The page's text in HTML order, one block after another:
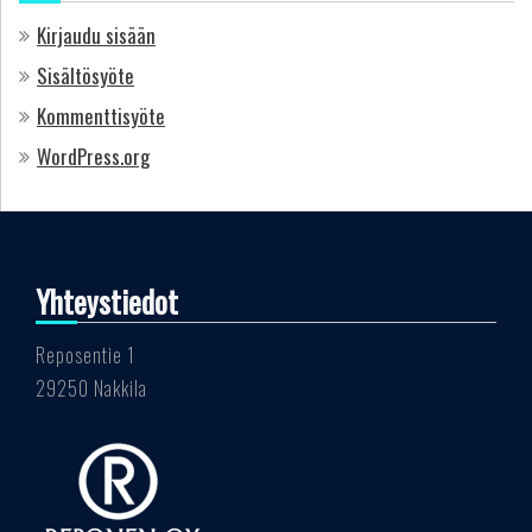
Kirjaudu sisään
Sisältösyöte
Kommenttisyöte
WordPress.org
Yhteystiedot
Reposentie 1
29250 Nakkila